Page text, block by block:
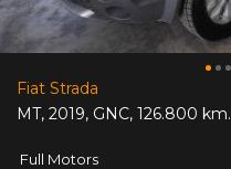
Fiat Strada
MT, 2019, GNC, 126.800 km.
Full Motors